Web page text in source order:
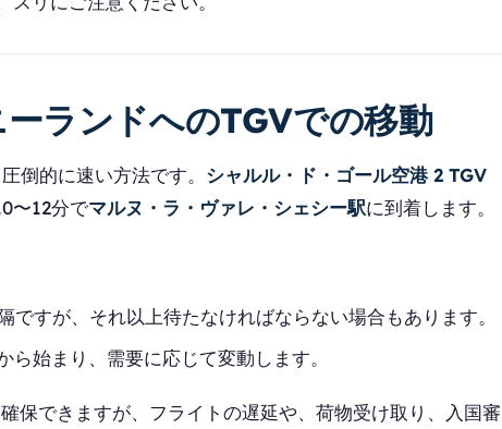
ランドへのTGVでの移動
倒的に速い方法です。 シャルル・ド・ゴール空港 2 TGV
〜12分でマルヌ・ラ・ヴァレ・シェシー駅に到着します。
ですが、それ以上待たなければならない場合もあります。
ら始まり、需要に応じて変動します。
保できますが、フライトの遅延や、荷物受け取り、入国審